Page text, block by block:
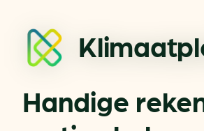
Handige